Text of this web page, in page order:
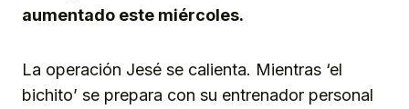
aumentado este miércoles.
La operación Jesé se calienta. Mientras ‘el
bichito’ se prepara con su entrenador personal